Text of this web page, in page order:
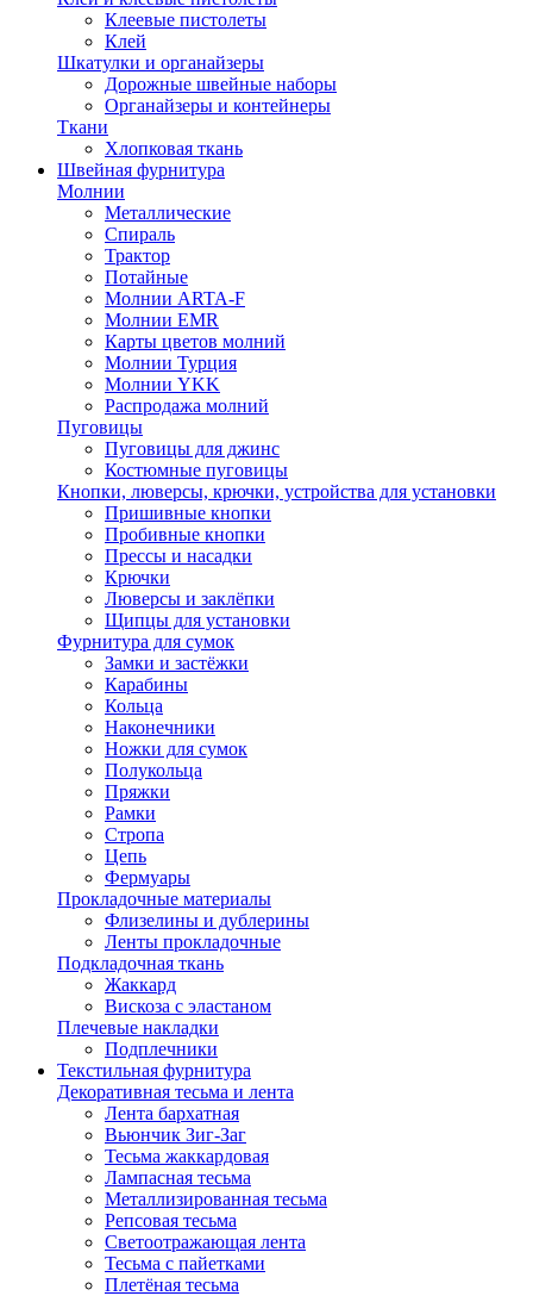
Клеевые пистолеты
Клей
Шкатулки и органайзеры
Дорожные швейные наборы
Органайзеры и контейнеры
Ткани
Хлопковая ткань
Швейная фурнитура
Молнии
Металлические
Спираль
Трактор
Потайные
Молнии ARTA-F
Молнии EMR
Карты цветов молний
Молнии Турция
Молнии YKK
Распродажа молний
Пуговицы
Пуговицы для джинс
Костюмные пуговицы
Кнопки, люверсы, крючки, устройства для установки
Пришивные кнопки
Пробивные кнопки
Прессы и насадки
Крючки
Люверсы и заклёпки
Щипцы для установки
Фурнитура для сумок
Замки и застёжки
Карабины
Кольца
Наконечники
Ножки для сумок
Полукольца
Пряжки
Рамки
Стропа
Цепь
Фермуары
Прокладочные материалы
Флизелины и дублерины
Ленты прокладочные
Подкладочная ткань
Жаккард
Вискоза с эластаном
Плечевые накладки
Подплечники
Текстильная фурнитура
Декоративная тесьма и лента
Лента бархатная
Вьюнчик Зиг-Заг
Тесьма жаккардовая
Лампасная тесьма
Металлизированная тесьма
Репсовая тесьма
Светоотражающая лента
Тесьма с пайетками
Плетёная тесьма